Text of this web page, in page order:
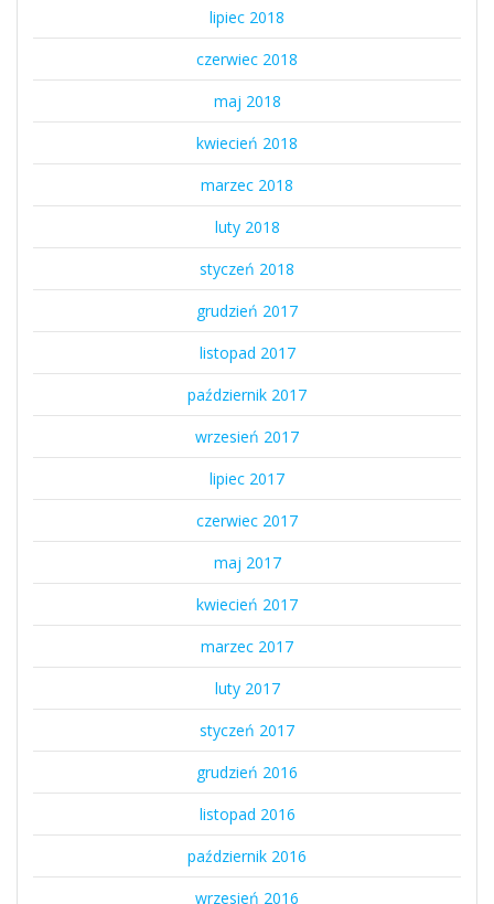
lipiec 2018
czerwiec 2018
maj 2018
kwiecień 2018
marzec 2018
luty 2018
styczeń 2018
grudzień 2017
listopad 2017
październik 2017
wrzesień 2017
lipiec 2017
czerwiec 2017
maj 2017
kwiecień 2017
marzec 2017
luty 2017
styczeń 2017
grudzień 2016
listopad 2016
październik 2016
wrzesień 2016